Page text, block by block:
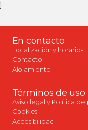
}
En contacto
Localización y horarios
Contacto
Alojamiento
Términos de uso
Aviso legal y Política de
Cookies
Accesibilidad